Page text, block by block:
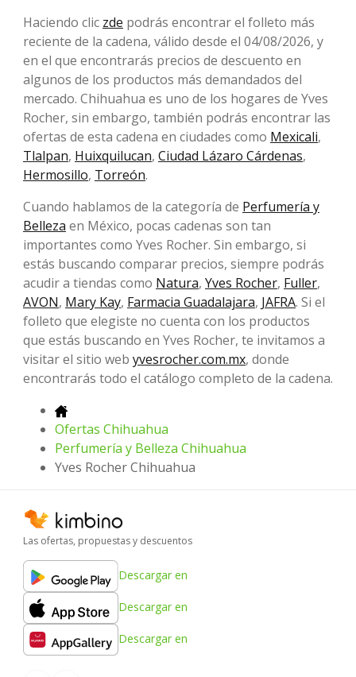
Haciendo clic zde podrás encontrar el folleto más
reciente de la cadena, válido desde el 04/08/2026, y
en el que encontrarás precios de descuento en
algunos de los productos más demandados del
mercado. Chihuahua es uno de los hogares de Yves
Rocher, sin embargo, también podrás encontrar las
ofertas de esta cadena en ciudades como Mexicali,
Tlalpan, Huixquilucan, Ciudad Lázaro Cárdenas,
Hermosillo, Torreón.
Cuando hablamos de la categoría de Perfumería y
Belleza en México, pocas cadenas son tan
importantes como Yves Rocher. Sin embargo, si
estás buscando comparar precios, siempre podrás
acudir a tiendas como Natura, Yves Rocher, Fuller,
AVON, Mary Kay, Farmacia Guadalajara, JAFRA. Si el
folleto que elegiste no cuenta con los productos
que estás buscando en Yves Rocher, te invitamos a
visitar el sitio web yvesrocher.com.mx, donde
encontrarás todo el catálogo completo de la cadena.
Ofertas Chihuahua
Perfumería y Belleza Chihuahua
Yves Rocher Chihuahua
Las ofertas, propuestas y descuentos
Descargar en
Descargar en
Descargar en